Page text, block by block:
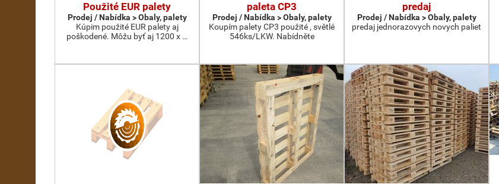
Použité EUR palety
Prodej / Nabídka > Obaly, palety
Kúpim použité EUR palety aj
poškodené. Môžu byť aj 1200 x …
paleta CP3
Prodej / Nabídka > Obaly, palety
Koupím palety CP3 použité , světlé
546ks/LKW. Nabídněte
predaj
Prodej / Nabídka > Obaly, palety
predaj jednorazovych novych paliet